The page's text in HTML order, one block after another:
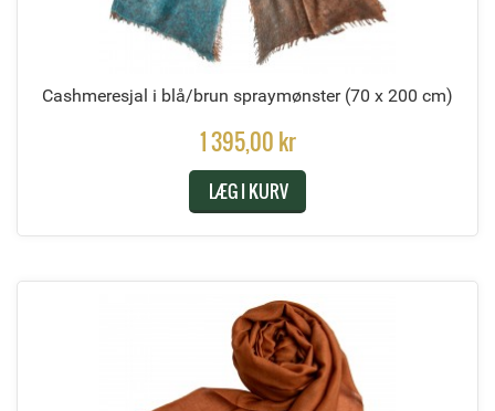
Cashmeresjal i blå/brun spraymønster (70 x 200 cm)
1 395,00 kr
LÆG I KURV